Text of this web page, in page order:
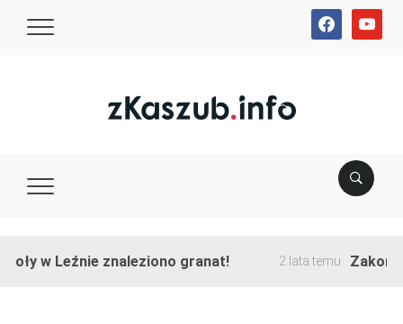
facebookyoutube
Leźnie znaleziono granat! 2 lata temu Zakończono